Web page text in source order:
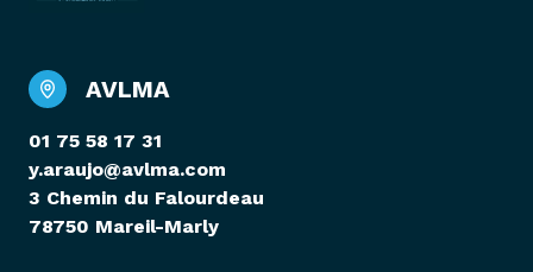
AVLMA
01 75 58 17 31
y.araujo@avlma.com
3 Chemin du Falourdeau
78750 Mareil-Marly